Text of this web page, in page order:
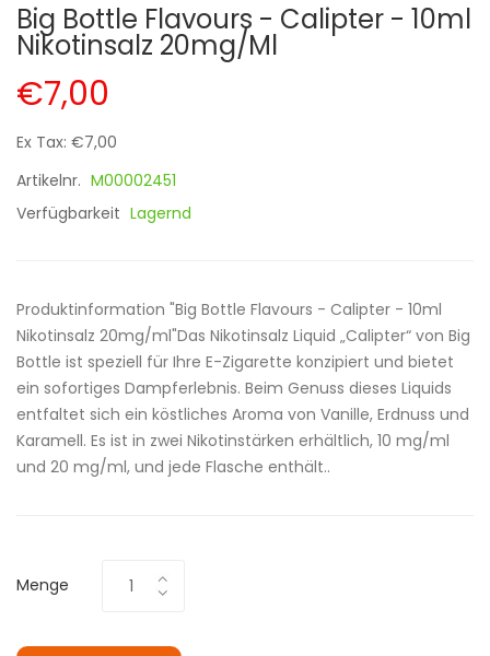
Big Bottle Flavours - Calipter - 10ml
Nikotinsalz 20mg/ml
€7,00
Ex Tax: €7,00
Artikelnr. M00002451
Verfügbarkeit Lagernd
Produktinformation "Big Bottle Flavours - Calipter - 10ml
Nikotinsalz 20mg/ml"Das Nikotinsalz Liquid „Calipter“ von Big
Bottle ist speziell für Ihre E-Zigarette konzipiert und bietet
ein sofortiges Dampferlebnis. Beim Genuss dieses Liquids
entfaltet sich ein köstliches Aroma von Vanille, Erdnuss und
Karamell. Es ist in zwei Nikotinstärken erhältlich, 10 mg/ml
und 20 mg/ml, und jede Flasche enthält..
Menge